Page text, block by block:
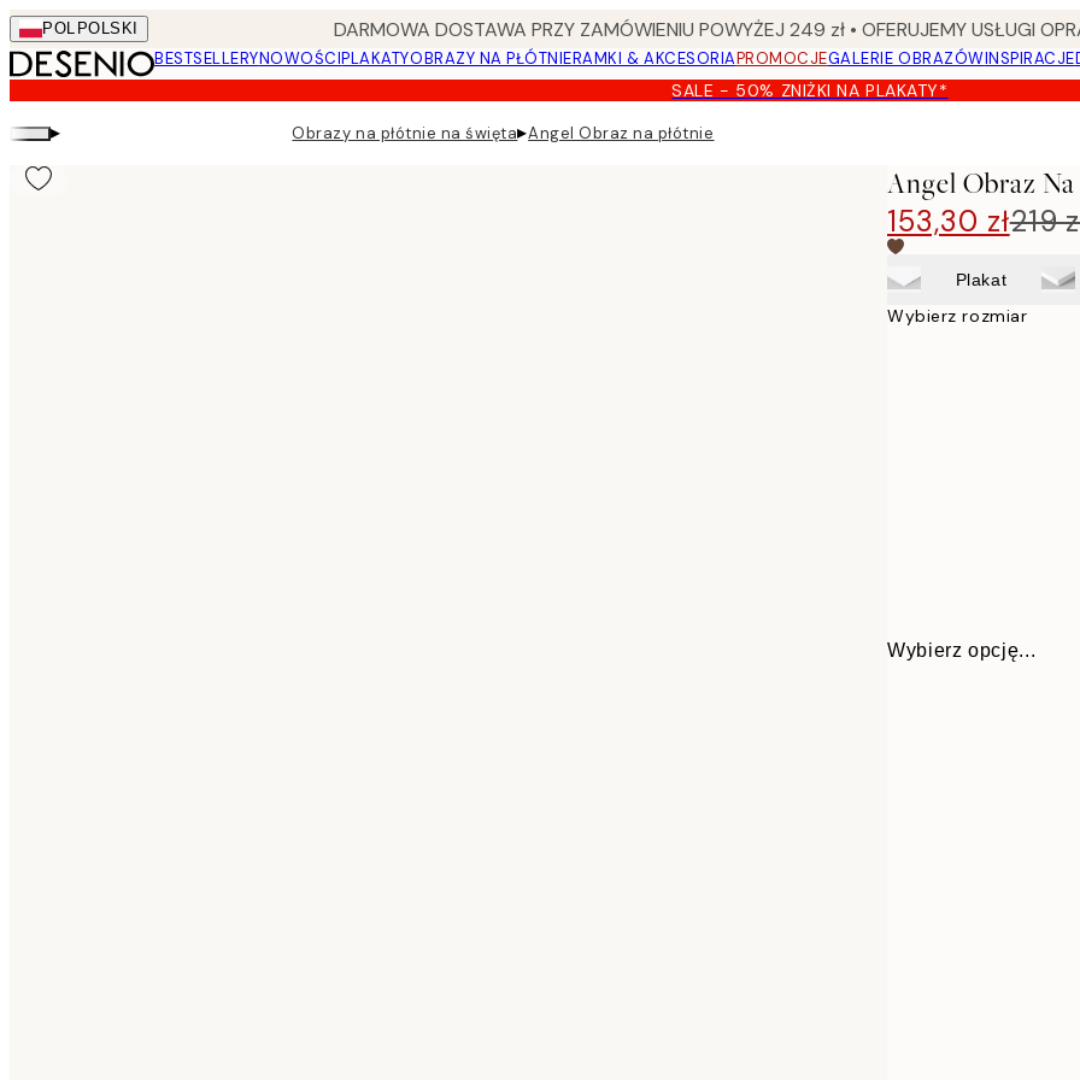
Skip
to
main
content.
POL POLSKI DARMOWA DOSTAWA PRZY ZAMÓWIENIU POWYŻEJ 249 zł • OFERUJEMY USŁUGI
BESTSELLERYNOWOŚCIPLAKATYOBRAZY NA PŁÓTNIERAMKI & AKCESORIAPROMOCJEGALERIE OBRAZÓWINSPIRACJE
SALE - 50% ZNIŻKI NA PLAKATY*
▸ Obrazy na płótnie na święta▸Angel Obraz na płótnie
Angel Obraz Na
153,30 zł219
Plakat
Wybierz rozmiar
Wybierz opcję...